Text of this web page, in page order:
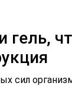
гель,
сил